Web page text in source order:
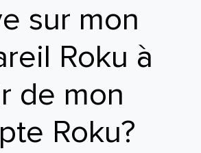
sur mon
Roku à
de mon
Roku?